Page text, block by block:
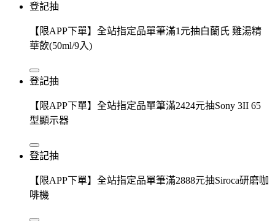
登記抽
【限APP下單】全站指定品單筆滿1元抽白蘭氏 雞湯精
華飲(50ml/9入)
登記抽
【限APP下單】全站指定品單筆滿2424元抽Sony 3II 65
型顯示器
登記抽
【限APP下單】全站指定品單筆滿2888元抽Siroca研磨咖
啡機